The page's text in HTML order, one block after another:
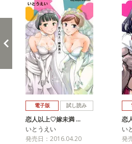
電子版 試し読み
恋人以上♡嫁未満 …
いとうえい
発売日：2016.04.20
恋
い
発